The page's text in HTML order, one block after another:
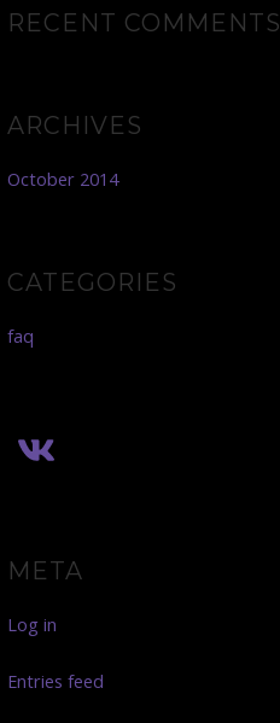
RECENT COMMENTS
ARCHIVES
October 2014
CATEGORIES
faq
META
Log in
Entries feed